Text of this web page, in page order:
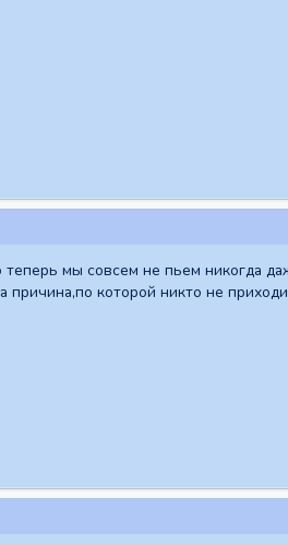
мы совсем не пьем никогда
которой никто не